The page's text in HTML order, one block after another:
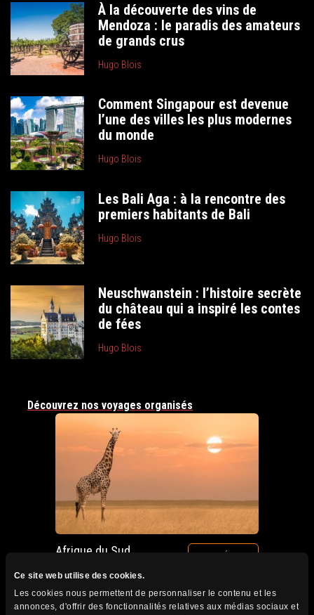
Ce site web utilise des cookies.
Les cookies nous permettent de personnaliser le contenu et les
annonces, d'offrir des fonctionnalités relatives aux médias sociaux et
À la découverte des vins de
Mendoza : le paradis des amateurs
de grands crus
Hugo Blois
Comment Singapour est devenue
l’une des villes les plus modernes
du monde
Hugo Blois
Les Bali Aga : à la rencontre des
premiers habitants de Bali
Hugo Blois
Neuschwanstein : l’histoire secrète
du château qui a inspiré les contes
de fées
Hugo Blois
Découvrez nos voyages organisés
Afrique du Sud
Prochain départ : 12 au 28 octobre 2026